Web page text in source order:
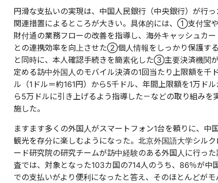
円滑な支払いの実現は、中国人民銀行（中央銀行）が行っ
関連措置によるところが大きい。具体的には、①支付宝
財付通の業務フローの改善を指導し、海外キャッシュカー
との連携効率を向上させた②個人情報をしっかり保護す
と同時に、本人確認手続きを簡素化した③主要決済機関
定める訪中外国人のモバイル決済の1回当たり上限額を千
ル（1ドル＝約161円）から5千ドル、年間上限額を1万ドル
ら5万ドルに引き上げるよう指導した－などの取り組みを
施した。
ますます多くの外国人がスマートフォン1台を頼りに、中
観光を存分に楽しむようになった。北京外国語大学シルク
ード研究院の研究チームが訪中経験のある外国人に行った
査では、対象となった103カ国の714人のうち、86％が中
での支払いがより便利になったと答え、そのほとんどがモ